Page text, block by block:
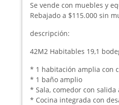
Se vende con muebles y
Rebajado a $115.000 sin
descripción:
42M2 Habitables 19,1
* 1 habitación amplia con
* 1 baño amplio
* Sala, comedor con
* Cocina integrada con